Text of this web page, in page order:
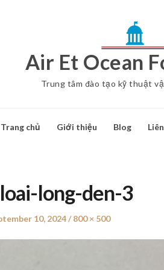
Air Et Ocean
Trung tâm đào tạo kỹ thuật
Trang chủ Giới thiệu Blog
long-den-3
10, 2024
Full
800 × 500